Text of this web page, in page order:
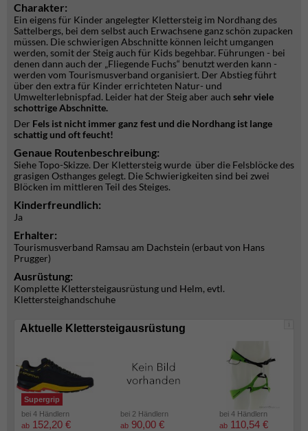
Charakter:
Ein eigens für Kinder angelegter Klettersteig im Nordhang des
Sattelbergs, bei dem selbst auch Erwachsene ganz schön zupacken
müssen. Die schwierigen Abschnitte können leicht umgangen
werden, somit der Steig auch für Kids begehbar. Führungen - bei
denen dann auch der „Fliegende Fuchs“ benutzt werden kann -
werden vom Tourismusverband organisiert. Der Abstieg führt
über den extra für Kinder errichteten Natur- und
Umwelterlebnispfad. Leider hat der Steig aber auch sehr viele
schottrige Abschnitte.
Der Fels ist nicht immer ganz fest und die Nordhang ist lange
schattig und oft feucht!
Genaue Routenbeschreibung:
Siehe Topo-Skizze. Der Klettersteig wurde über die Felsblöcke des
grasigen Osthanges gelegt. Die Schwierigkeiten sind bei zwei
Blöcken im mittleren Teil des Steiges.
Kinderfreundlich:
Ja
Erhalter:
Tourismusverband Ramsau am Dachstein (erbaut von Hans
Prugger)
Ausrüstung:
Komplette Klettersteigausrüstung und Helm, evtl.
Klettersteighandschuhe
i
Aktuelle Klettersteigausrüstung
Supergrip
bei 4 Händlern
ab 152,20 €
bei 2 Händlern
ab 90,00 €
bei 4 Händlern
ab 110,54 €